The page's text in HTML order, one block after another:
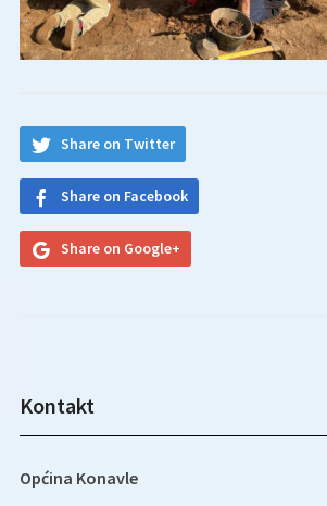
Share on Twitter
Share on Facebook
Share on Google+
Kontakt
Općina Konavle